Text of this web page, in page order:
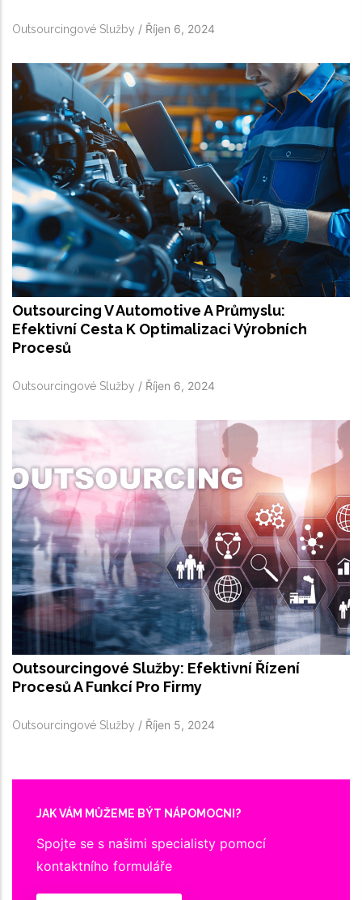
Outsourcingové Služby / Říjen 6, 2024
Outsourcing V Automotive A Průmyslu:
Efektivní Cesta K Optimalizaci Výrobních
Procesů
Outsourcingové Služby / Říjen 6, 2024
Outsourcingové Služby: Efektivní Řízení
Procesů A Funkcí Pro Firmy
Outsourcingové Služby / Říjen 5, 2024
JAK VÁM MŮŽEME BÝT NÁPOMOCNI?
Spojte se s našimi specialisty pomocí
kontaktního formuláře